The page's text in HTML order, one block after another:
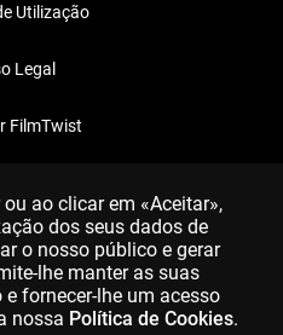
Utilização
Legal
FilmTwist
ao clicar em «Aceitar»,
dos seus dados de
o nosso público e gerar
lhe manter as suas
fornecer-lhe um acesso
nossa Política de Cookies.